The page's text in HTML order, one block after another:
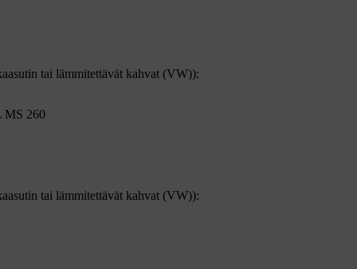
tai lämmitettävät kahvat (VW)):
MS 260
tai lämmitettävät kahvat (VW)):